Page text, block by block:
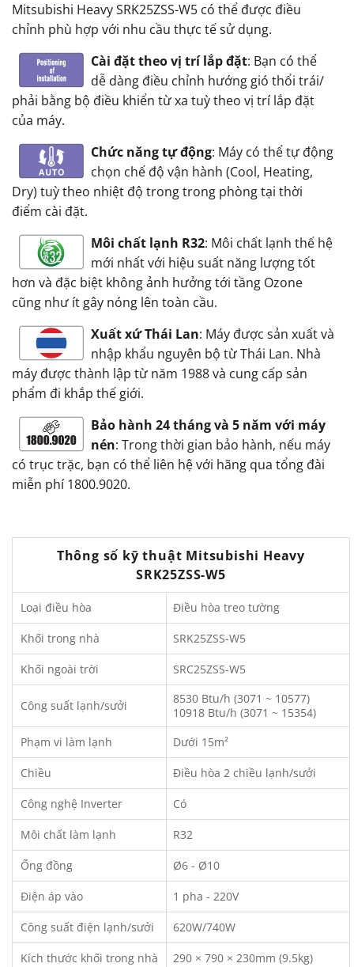
Mitsubishi Heavy SRK25ZSS-W5 có thể được điều
chỉnh phù hợp với nhu cầu thực tế sử dụng.
Cài đặt theo vị trí lắp đặt: Bạn có thể
dễ dàng điều chỉnh hướng gió thổi trái/
phải bằng bộ điều khiển từ xa tuỳ theo vị trí lắp đặt
của máy.
Chức năng tự động: Máy có thể tự động
chọn chế độ vận hành (Cool, Heating,
Dry) tuỳ theo nhiệt độ trong trong phòng tại thời
điểm cài đặt.
Môi chất lạnh R32: Môi chất lạnh thế hệ
mới nhất với hiệu suất năng lượng tốt
hơn và đặc biệt không ảnh hưởng tới tầng Ozone
cũng như ít gây nóng lên toàn cầu.
Xuất xứ Thái Lan: Máy được sản xuất và
nhập khẩu nguyên bộ từ Thái Lan. Nhà
máy được thành lập từ năm 1988 và cung cấp sản
phẩm đi khắp thế giới.
Bảo hành 24 tháng và 5 năm với máy
nén: Trong thời gian bảo hành, nếu máy
có trục trặc, bạn có thể liên hệ với hãng qua tổng đài
miễn phí 1800.9020.
Thông số kỹ thuật Mitsubishi Heavy
SRK25ZSS-W5
Loại điều hòa Điều hòa treo tường
Khối trong nhà SRK25ZSS-W5
Khối ngoài trời SRC25ZSS-W5
Công suất lạnh/sưởi
8530 Btu/h (3071 ~ 10577)
10918 Btu/h (3071 ~ 15354)
Phạm vi làm lạnh
Dưới 15m²
Chiều Điều hòa 2 chiều lạnh/sưởi
Công nghệ Inverter Có
Môi chất làm lạnh R32
Ống đồng Ø6 - Ø10
Điện áp vào 1 pha - 220V
Công suất điện lạnh/sưởi 620W/740W
Kích thước khối trong nhà 290 × 790 × 230mm (9.5kg)